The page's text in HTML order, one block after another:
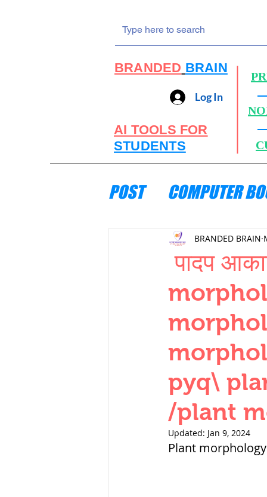
BRANDED BRAIN
Log In
AI TOOLS FOR
STUDENTS
POST COMPUTER
ENGINEERING
THERMODYNAMICS
SERIES CIRCUITS
SOIL MECHANICS
हड़प्पा : HARAPPA /
पादप
pyq\
/plant
BRANDED BRAIN
Updated: Jan 9, 2024
Plant